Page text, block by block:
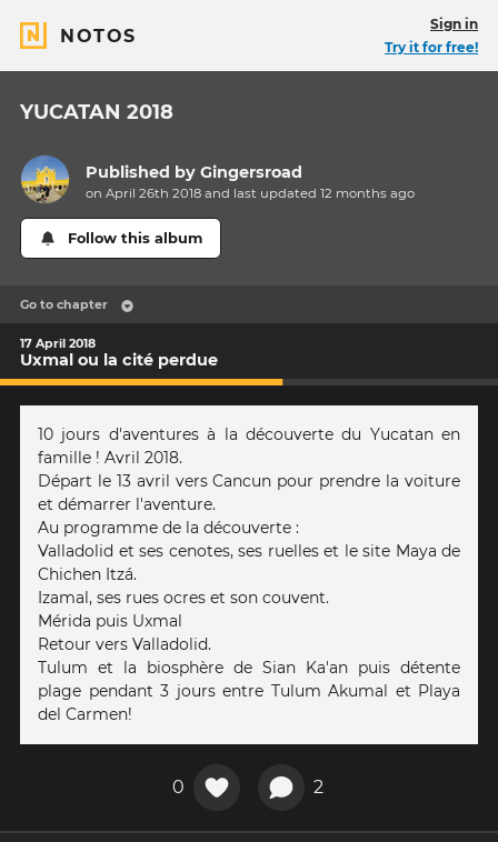
NOTOS
Sign in
Try it for free!
YUCATAN 2018
Published byGingersroad
on April 26th 2018 and last updated12 months ago
Follow this album
Go to chapter
17 April 2018
Uxmal ou la cité perdue
10 jours d'aventures à la découverte du Yucatan en
famille ! Avril 2018.
Départ le 13 avril vers Cancun pour prendre la voiture
et démarrer l'aventure.
Au programme de la découverte :
Valladolid et ses cenotes, ses ruelles et le site Maya de
Chichen Itzá.
Izamal, ses rues ocres et son couvent.
Mérida puis Uxmal
Retour vers Valladolid.
Tulum et la biosphère de Sian Ka'an puis détente
plage pendant 3 jours entre Tulum Akumal et Playa
del Carmen!
0 2